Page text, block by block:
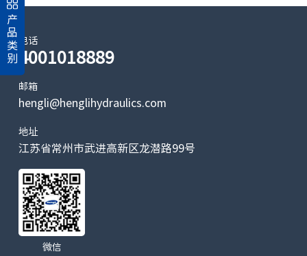
产
品
类
别
电话
4001018889
邮箱
hengli@henglihydraulics.com
地址
江苏省常州市武进高新区龙潜路99号
微信